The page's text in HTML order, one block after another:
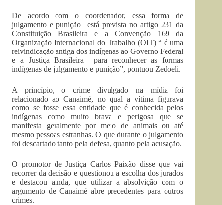
De acordo com o coordenador, essa forma de
julgamento e punição está prevista no artigo 231 da
Constituição Brasileira e a Convenção 169 da
Organização Internacional do Trabalho (OIT) “ é uma
reivindicação antiga dos indígenas ao Governo Federal
e a Justiça Brasileira para reconhecer as formas
indígenas de julgamento e punição”, pontuou Zedoeli.
A princípio, o crime divulgado na mídia foi
relacionado ao Canaimé, no qual a vítima figurava
como se fosse essa entidade que é conhecida pelos
indígenas como muito brava e perigosa que se
manifesta geralmente por meio de animais ou até
mesmo pessoas estranhas. O que durante o julgamento
foi descartado tanto pela defesa, quanto pela acusação.
O promotor de Justiça Carlos Paixão disse que vai
recorrer da decisão e questionou a escolha dos jurados
e destacou ainda, que utilizar a absolvição com o
argumento de Canaimé abre precedentes para outros
crimes.